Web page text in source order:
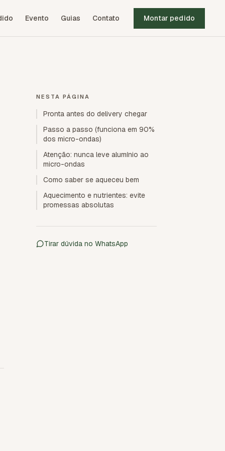
Evento Guias Contato Montar pedido
NESTA PÁGINA
Pronta antes do delivery chegar
Passo a passo (funciona em 90%
dos micro-ondas)
Atenção: nunca leve alumínio ao
micro-ondas
Como saber se aqueceu bem
Aquecimento e nutrientes: evite
promessas absolutas
Tirar dúvida no WhatsApp